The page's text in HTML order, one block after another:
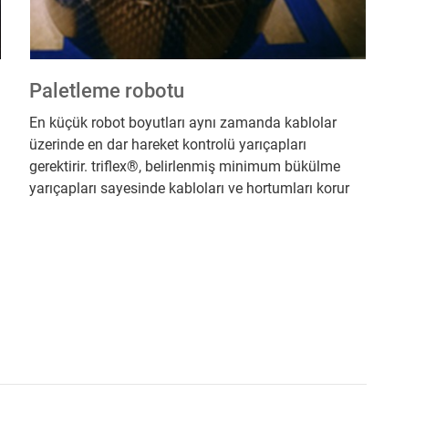
Paletleme robotu
En küçük robot boyutları aynı zamanda kablolar
üzerinde en dar hareket kontrolü yarıçapları
gerektirir. triflex®, belirlenmiş minimum bükülme
yarıçapları sayesinde kabloları ve hortumları korur